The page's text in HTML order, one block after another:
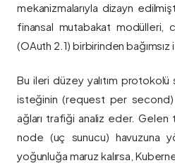
mekanizmalarıyla dizayn
finansal mutabakat modülleri,
(OAuth 2.1) birbirinden bağımsız
Bu ileri düzey yalıtım
isteğinin (request per second)
ağları trafiği analiz eder. Gelen
node (uç sunucu) havuzuna
yoğunluğa maruz kalırsa,